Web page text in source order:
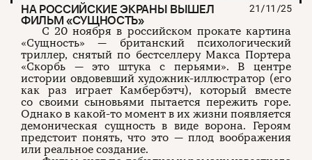
НА РОССИЙСКИЕ ЭКРАНЫ ВЫШЕЛ
ФИЛЬМ «СУЩНОСТЬ»
21/11/25
С 20 ноября в российском прокате картина
«Сущность» — британский психологический
триллер, снятый по бестселлеру Макса Портера
«Скорбь — это штука с перьями». В центре
истории овдовевший художник-иллюстратор (его
как раз играет Камбербэтч), который вместе
со своими сыновьями пытается пережить горе.
Однако в какой-то момент в их жизни появляется
демоническая сущность в виде ворона. Героям
предстоит понять, что это — плод воображения
или реальное создание.